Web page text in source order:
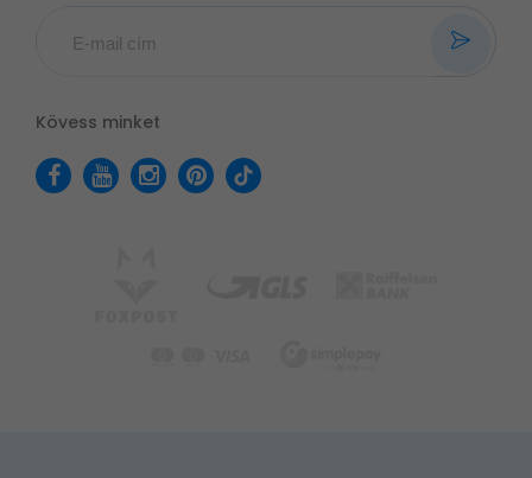
Kövess minket